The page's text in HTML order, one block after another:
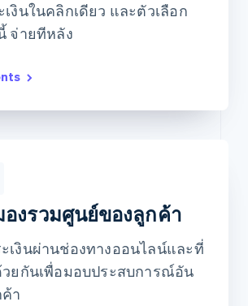
นทึกข้อมูลของฉันไว้เพื่อการชำระเงินที่ปลอดภัยในคลิก
ดียว
ชำระเงินบน [merchant] และเว็บไซต์อีกนับพันแห่งได้เร็วขึ้น
งินในคลิกเดียว และตัวเลือก
จ่ายทีหลัง
Approved
฿173.88
งรวมศูนย์ของลูกค้า
เงินผ่านช่องทางออนไลน์และที่
วยกันเพื่อมอบประสบการณ์อัน
า